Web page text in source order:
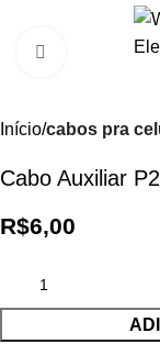
Clique para
Início cabos pra
Cabo Auxiliar
R$6,00